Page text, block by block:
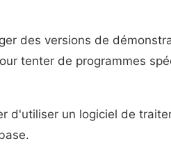
des versions de
tenter de programmes
d'utiliser un logiciel de